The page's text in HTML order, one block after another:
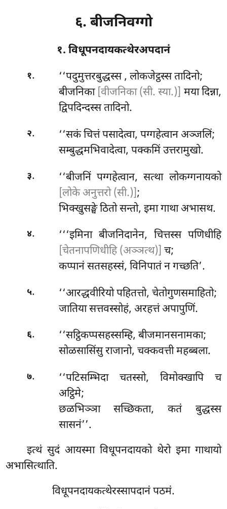
६. बीजनिवग्गो
१. विधूपनदायकत्थेरअपदानं
१. ‘‘पदुमुत्तरबुद्धस्स, लोकजेट्ठस्स तादिनो;
बीजनिका [वीजनिका (सी. स्या.)] मया दिन्ना,
द्विपदिन्दस्स तादिनो.
२.
‘‘सकं चित्तं पसादेत्वा, पग्गहेत्वान अञ्जलिं;
सम्बुद्धमभिवादेत्वा, पक्कमिं उत्तरामुखो.
३. ‘‘बीजनिंपग्गहेत्वान, सत्था लोकग्गनायको
[लोके अनुत्तरो (सी.)] ;
भिक्खुसङ्घे ठितो सन्तो, इमा गाथा अभासथ.
४.
‘‘‘इमिना बीजनिदानेन, चित्तस्स पणिधीहि
[चेतनापणिधीहि (अञ्ञत्थ)] च;
कप्पानं सतसहस्सं, विनिपातं न गच्छति’.
५.
‘‘आरद्धवीरियो पहितत्तो, चेतोगुणसमाहितो;
जातिया सत्तवस्सोहं, अरहत्तं अपापुणिं.
६.
‘‘सट्ठिकप्पसहस्सम्हि, बीजमानसनामका;
सोळसासिंसु राजानो, चक्कवत्ती महब्बला.
७. ‘‘पटिसम्भिदा चतस्सो, विमोक्खापि च
अट्ठिमे;
छळभिञ्ञा सच्छिकता, कतं बुद्धस्स
सासनं’’.
इत्थं सुदं आयस्मा विधूपनदायको थेरो इमा गाथायो
अभासित्थाति.
विधूपनदायकत्थेरस्सापदानं पठमं.